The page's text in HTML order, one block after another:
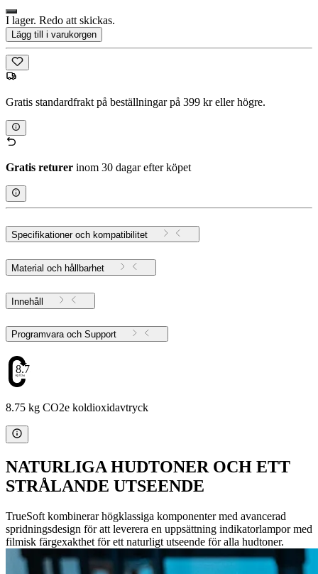
I lager. Redo att skickas.
Lägg till i varukorgen
Gratis standardfrakt på beställningar på 399 kr eller högre.
Gratis returer inom 30 dagar efter köpet
Specifikationer och kompatibilitet
Material och hållbarhet
Innehåll
Programvara och Support
8.75
8.75 kg CO2e koldioxidavtryck
NATURLIGA HUDTONER OCH ETT
STRÅLANDE UTSEENDE
TrueSoft kombinerar högklassiga komponenter med avancerad
spridningsdesign för att leverera en uppsättning indikatorlampor med
filmisk färgexakthet för ett naturligt utseende för alla hudtoner.